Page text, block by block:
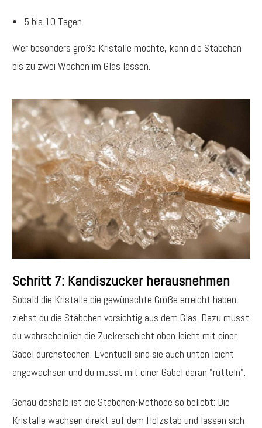
5 bis 10 Tagen
Wer besonders große Kristalle möchte, kann die Stäbchen
bis zu zwei Wochen im Glas lassen.
Schritt 7: Kandiszucker herausnehmen
Sobald die Kristalle die gewünschte Größe erreicht haben,
ziehst du die Stäbchen vorsichtig aus dem Glas. Dazu musst
du wahrscheinlich die Zuckerschicht oben leicht mit einer
Gabel durchstechen. Eventuell sind sie auch unten leicht
angewachsen und du musst mit einer Gabel daran "rütteln".
Genau deshalb ist die Stäbchen-Methode so beliebt: Die
Kristalle wachsen direkt auf dem Holzstab und lassen sich